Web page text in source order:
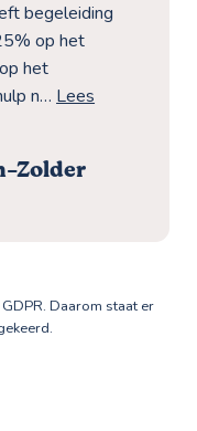
begeleiding
op het
het
n… Lees
Zolder
Daarom staat er